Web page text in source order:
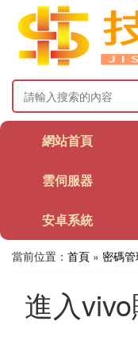
網站首頁
雲伺服器
安卓系統
當前位置： 首頁 » 密碼管
進入